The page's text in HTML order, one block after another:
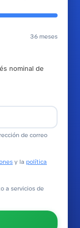
36 meses
nominal de
de correo
y la política
a servicios de